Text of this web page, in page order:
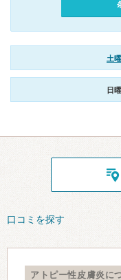
土
日
口コミを探す
アトピー性皮膚炎に